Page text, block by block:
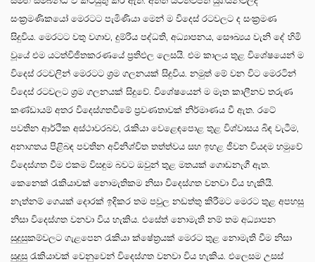
සංක්‍රමණිකයෝ මෙරටට පැමිණියා මෙන් ම විදෙස් රටවලට ද සංක්‍රමණ
සිදුවිය. මෙරටට වතු වගාව, දුම්රිය පද්ධති, අධ්‍යාපනය, සෞඛ්‍යය වැනි දේ හිමි
වූයේ එම යටත්විජිතකරණයේ ප්‍රතිඵල ලෙසයි. එම කාලය තුළ විශේෂයෙන් ම
විදෙස් රටවලින් මෙරටට ශ්‍රම ගලනයක් සිදුවිය. නමුත් මේ වන විට මෙරටින්
විදෙස් රටවලට ශ්‍රම ගලනයක් සිදුවේ. විශේෂයෙන් ම මෑත කාලීනව තරුණ
කණ්ඩායම් අතර විදෙස්ගතවීමේ ප්‍රවණතාවක් නිර්මාණය වී ඇත. රටේ
පවතින ආර්ථික අස්ථාවරබව, රැකියා වෙළෙඳපොළ තුළ විශ්වාසය බිඳ වැටීම,
අනාගතය පිළිබඳ පවතින අවිනිශ්චිත තත්ත්වය සහ ඉහළ ජීවන වියදම හමුවේ
විදෙස්ගත වීම එකම විසඳුම බවට ඔවුන් තුළ මතයක් ගොඩනැගී ඇත.
කෙනෙක් රැකියාවක් නොමැතිකම නිසා විදෙස්ගත වනවා විය හැකියි.
නැත්නම් ගෙයක් දොරක් ඉදිකර තම පවුල නඩත්තු කිරීමට මෙරට තුළ අපහසු
නිසා විදෙස්ගත වනවා විය හැකිය. එසේත් නොමැති නම් තම අධ්‍යාපන
සුදුසුකම්වලට ගැළපෙන රැකියා ක්ෂේත්‍රයක් මෙරට තුළ නොමැති වීම නිසා
සුදුසු රැකියාවක් වෙනුවෙන් විදෙස්ගත වනවා විය හැකිය. එලෙසම උසස්